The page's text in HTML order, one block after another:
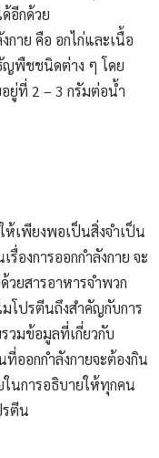
อีกด้วย
าย คือ อกไก่และเนื้อ
ญพืชชนิดต่าง ๆ โดย
ยู่ที่ 2 – 3 กรัมต่อน้ำ
ห้เพียงพอเป็นสิ่งจำเป็น
องการออกกำลังกาย จะ
วยสารอาหารจำพวก
โปรตีนถึงสำคัญกับการ
วมข้อมูลที่เกี่ยวกับ
ออกกำลังกายจะต้องกิน
นการอธิบายให้ทุกคน
รตีน